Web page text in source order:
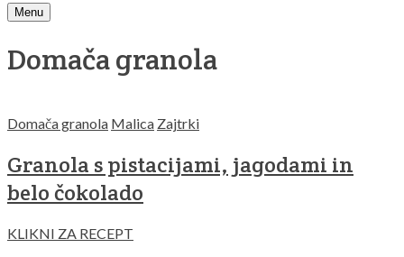
Search
Menu
Domača granola
Domača granola Malica Zajtrki
Granola s pistacijami, jagodami in
belo čokolado
KLIKNI ZA RECEPT